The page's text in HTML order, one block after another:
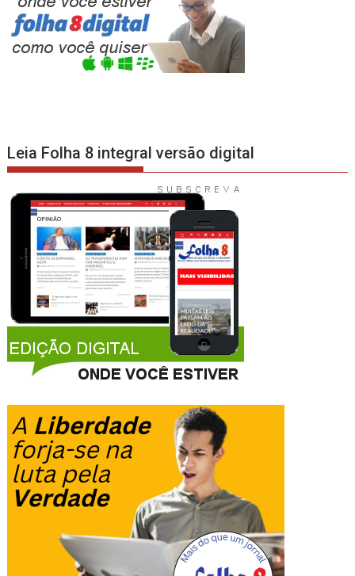
Leia Folha 8 integral versão digital